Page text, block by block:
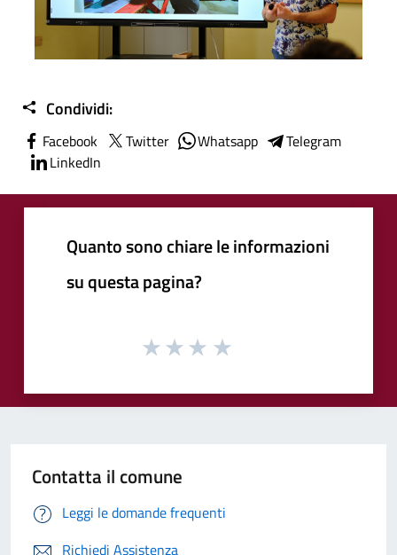
Condividi:
Facebook Twitter Whatsapp
Telegram
LinkedIn
Quanto sono chiare le informazioni
su questa pagina?
Contatta il comune
Leggi le domande frequenti
Richiedi Assistenza